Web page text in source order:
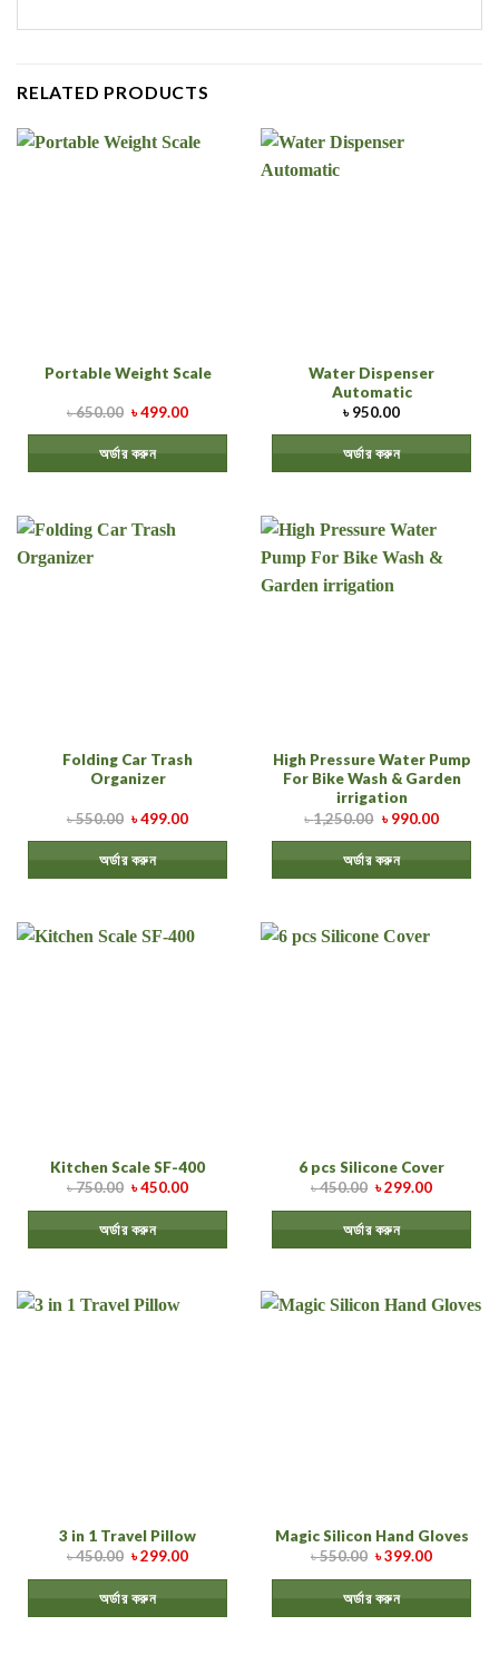
RELATED PRODUCTS
Portable Weight Scale
৳650.00 ৳499.00
অর্ডার করুন
Water Dispenser
Automatic
৳950.00
অর্ডার করুন
Folding Car Trash
Organizer
৳550.00 ৳499.00
অর্ডার করুন
High Pressure Water Pump
For Bike Wash & Garden
irrigation
৳1,250.00 ৳990.00
অর্ডার করুন
Kitchen Scale SF-400
৳750.00 ৳450.00
অর্ডার করুন
6 pcs Silicone Cover
৳450.00 ৳299.00
অর্ডার করুন
3 in 1 Travel Pillow
৳450.00 ৳299.00
অর্ডার করুন
Magic Silicon Hand Gloves
৳550.00 ৳399.00
অর্ডার করুন